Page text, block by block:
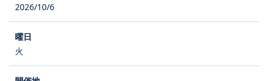
2026/10/6
火